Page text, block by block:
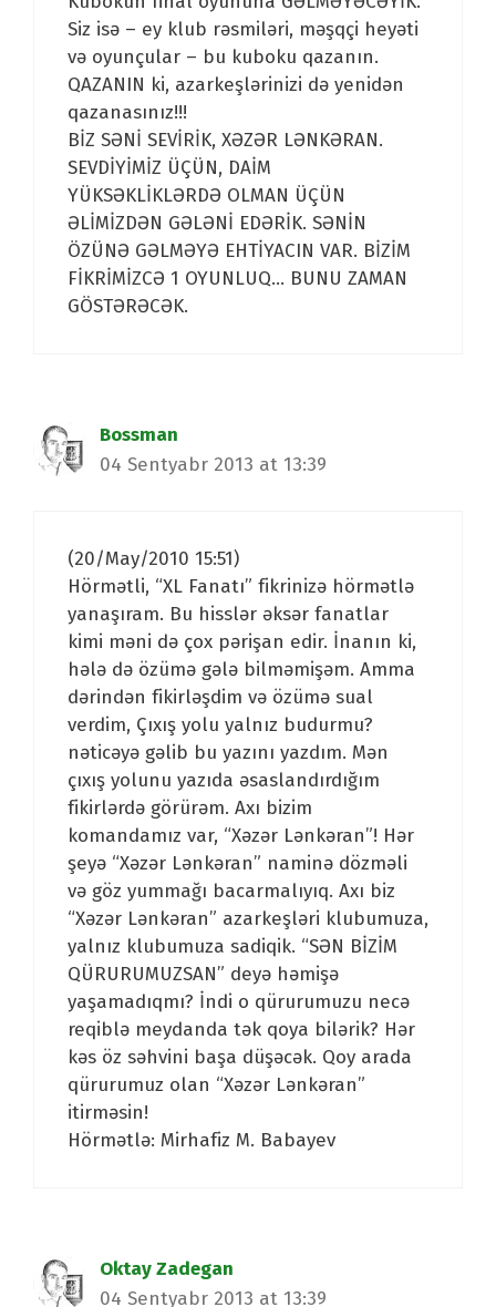
Siz isə – ey klub rəsmiləri, məşqçi heyəti
və oyunçular – bu kuboku qazanın.
QAZANIN ki, azarkeşlərinizi də yenidən
qazanasınız!!!
BİZ SƏNİ SEVİRİK, XƏZƏR LƏNKƏRAN.
SEVDİYİMİZ ÜÇÜN, DAİM
YÜKSƏKLİKLƏRDƏ OLMAN ÜÇÜN
ƏLİMİZDƏN GƏLƏNİ EDƏRİK. SƏNİN
ÖZÜNƏ GƏLMƏYƏ EHTİYACIN VAR. BİZİM
FİKRİMİZCƏ 1 OYUNLUQ… BUNU ZAMAN
GÖSTƏRƏCƏK.
Bossman
04 Sentyabr 2013 at 13:39
(20/May/2010 15:51)
Hörmətli, “XL Fanatı” fikrinizə hörmətlə
yanaşıram. Bu hisslər əksər fanatlar
kimi məni də çox pərişan edir. İnanın ki,
hələ də özümə gələ bilməmişəm. Amma
dərindən fikirləşdim və özümə sual
verdim, Çıxış yolu yalnız budurmu?
nəticəyə gəlib bu yazını yazdım. Mən
çıxış yolunu yazıda əsaslandırdığım
fikirlərdə görürəm. Axı bizim
komandamız var, “Xəzər Lənkəran”! Hər
şeyə “Xəzər Lənkəran” naminə dözməli
və göz yummağı bacarmalıyıq. Axı biz
“Xəzər Lənkəran” azarkeşləri klubumuza,
yalnız klubumuza sadiqik. “SƏN BİZİM
QÜRURUMUZSAN” deyə həmişə
yaşamadıqmı? İndi o qürurumuzu necə
reqiblə meydanda tək qoya bilərik? Hər
kəs öz səhvini başa düşəcək. Qoy arada
qürurumuz olan “Xəzər Lənkəran”
itirməsin!
Hörmətlə: Mirhafiz M. Babayev
Oktay Zadegan
04 Sentyabr 2013 at 13:39